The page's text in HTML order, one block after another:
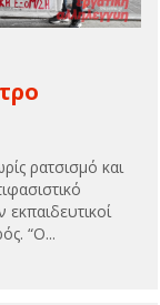
ρατσισμό και
“Ο...